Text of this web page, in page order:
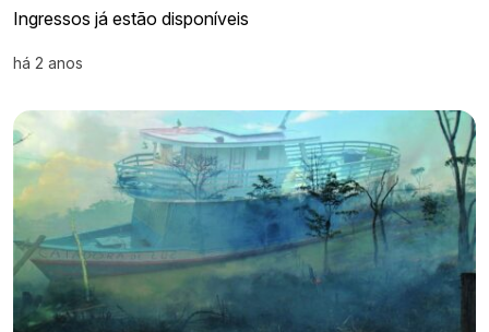
Ingressos já estão disponíveis
há 2 anos